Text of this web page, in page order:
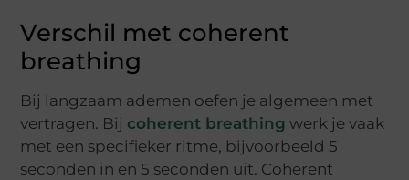
Verschil met coherent
breathing
Bij langzaam ademen oefen je algemeen met
vertragen. Bij coherent breathing werk je vaak
met een specifieker ritme, bijvoorbeeld 5
seconden in en 5 seconden uit. Coherent